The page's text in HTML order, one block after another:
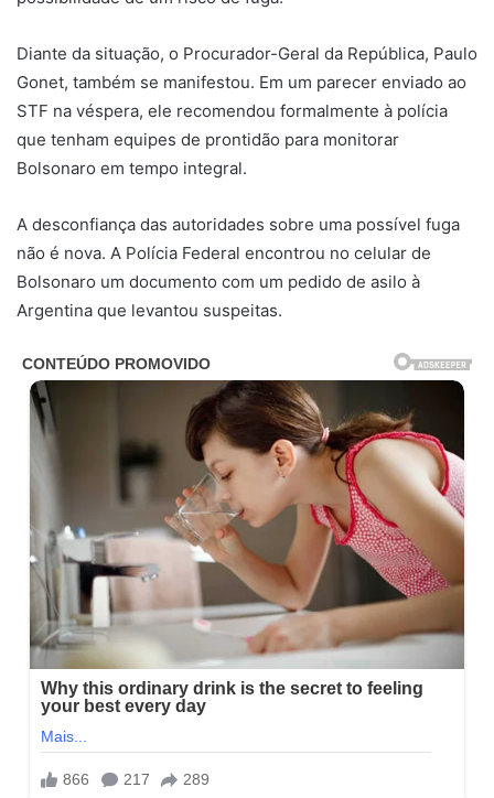
Diante da situação, o Procurador-Geral da República, Paulo
Gonet, também se manifestou. Em um parecer enviado ao
STF na véspera, ele recomendou formalmente à polícia
que tenham equipes de prontidão para monitorar
Bolsonaro em tempo integral.
A desconfiança das autoridades sobre uma possível fuga
não é nova. A Polícia Federal encontrou no celular de
Bolsonaro um documento com um pedido de asilo à
Argentina que levantou suspeitas.